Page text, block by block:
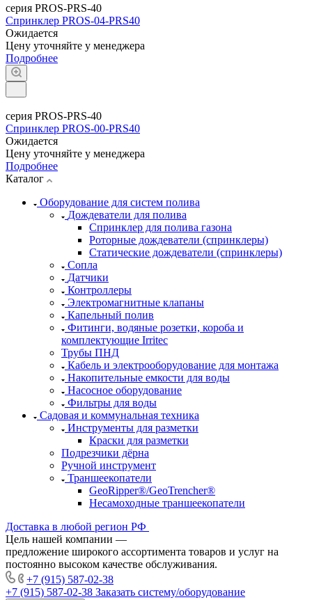
серия PROS-PRS-40
Спринклер PROS-04-PRS40
Ожидается
Цену уточняйте у менеджера
Подробнее
серия PROS-PRS-40
Спринклер PROS-00-PRS40
Ожидается
Цену уточняйте у менеджера
Подробнее
Каталог
Оборудование для систем полива
Дождеватели для полива
Cпринклер для полива газона
Роторные дождеватели (спринклеры)
Статические дождеватели (спринклеры)
Сопла
Датчики
Контроллеры
Электромагнитные клапаны
Капельный полив
Фитинги, водяные розетки, короба и
комплектующие Irritec
Трубы ПНД
Кабель и электрооборудование для монтажа
Накопительные емкости для воды
Насосное оборудование
Фильтры для воды
Садовая и коммунальная техника
Инструменты для разметки
Краски для разметки
Подрезчики дёрна
Ручной инструмент
Траншеекопатели
GeoRipper®/GeoTrencher®
Несамоходные траншеекопатели
Доставка в любой регион РФ
Цель нашей компании —
предложение широкого ассортимента товаров и услуг на
постоянно высоком качестве обслуживания.
+7 (915) 587-02-38
+7 (915) 587-02-38 Заказать систему/оборудование